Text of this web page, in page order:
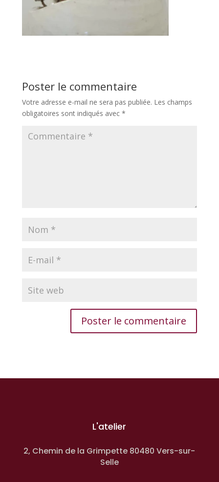
Poster le commentaire
Votre adresse e-mail ne sera pas publiée. Les champs
obligatoires sont indiqués avec *
L'atelier
2, Chemin de la Grimpette 80480 Vers-sur-
Selle